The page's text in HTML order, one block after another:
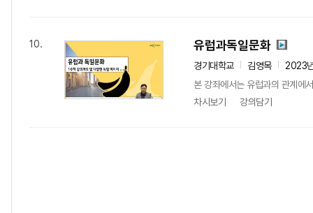
10. 유럽과독일문화
경기대학교 김영목
2023
본 강좌에서는 유럽과의 관계에
차시보기
강의담기